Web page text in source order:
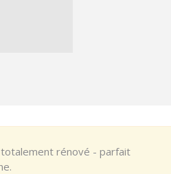
rénové - parfait